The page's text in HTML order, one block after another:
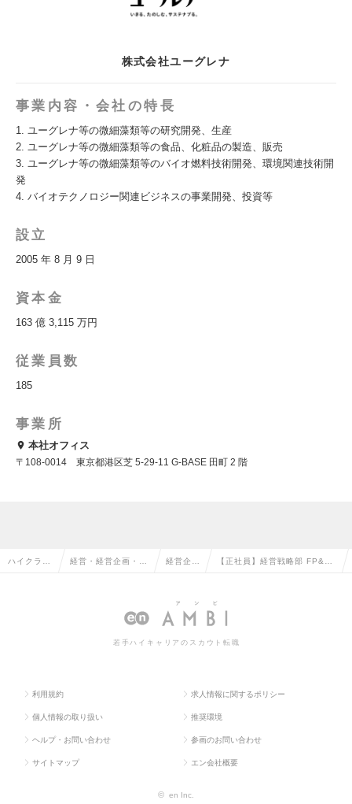
株式会社ユーグレナ
事業内容・会社の特長
1. ユーグレナ等の微細藻類等の研究開発、生産
2. ユーグレナ等の微細藻類等の食品、化粧品の製造、販売
3. ユーグレナ等の微細藻類等のバイオ燃料技術開発、環境関連技術開
発
4. バイオテクノロジー関連ビジネスの事業開発、投資等
設立
2005 年 8 月 9 日
資本金
163 億 3,115 万円
従業員数
185
事業所
本社オフィス
〒108-0014 東京都港区芝 5-29-11 G-BASE 田町 2 階
ハイクラス 経営・経営企画・事 経営企画 【正社員】経営戦略部 FP&A
若手ハイキャリアのスカウト転職
利用規約 求人情報に関するポリシー
個人情報の取り扱い 推奨環境
ヘルプ・お問い合わせ 参画のお問い合わせ
サイトマップ エン会社概要
© en Inc.